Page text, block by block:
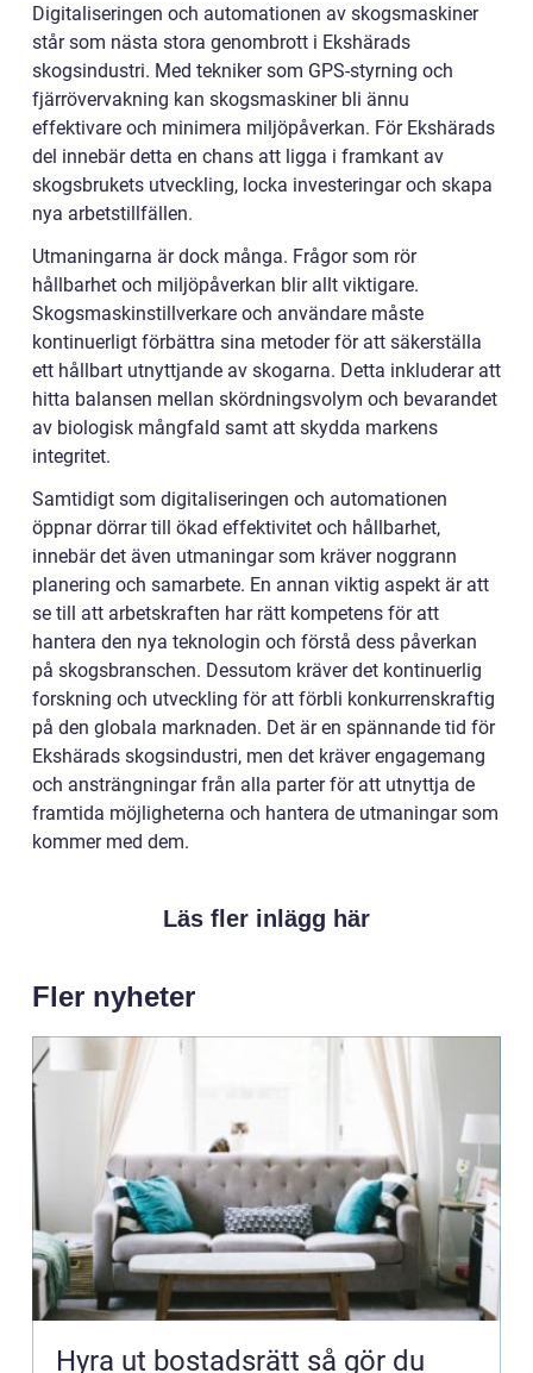
Digitaliseringen och automationen av skogsmaskiner
står som nästa stora genombrott i Ekshärads
skogsindustri. Med tekniker som GPS-styrning och
fjärrövervakning kan skogsmaskiner bli ännu
effektivare och minimera miljöpåverkan. För Ekshärads
del innebär detta en chans att ligga i framkant av
skogsbrukets utveckling, locka investeringar och skapa
nya arbetstillfällen.
Utmaningarna är dock många. Frågor som rör
hållbarhet och miljöpåverkan blir allt viktigare.
Skogsmaskinstillverkare och användare måste
kontinuerligt förbättra sina metoder för att säkerställa
ett hållbart utnyttjande av skogarna. Detta inkluderar att
hitta balansen mellan skördningsvolym och bevarandet
av biologisk mångfald samt att skydda markens
integritet.
Samtidigt som digitaliseringen och automationen
öppnar dörrar till ökad effektivitet och hållbarhet,
innebär det även utmaningar som kräver noggrann
planering och samarbete. En annan viktig aspekt är att
se till att arbetskraften har rätt kompetens för att
hantera den nya teknologin och förstå dess påverkan
på skogsbranschen. Dessutom kräver det kontinuerlig
forskning och utveckling för att förbli konkurrenskraftig
på den globala marknaden. Det är en spännande tid för
Ekshärads skogsindustri, men det kräver engagemang
och ansträngningar från alla parter för att utnyttja de
framtida möjligheterna och hantera de utmaningar som
kommer med dem.
Läs fler inlägg här
Fler nyheter
Hyra ut bostadsrätt så gör du